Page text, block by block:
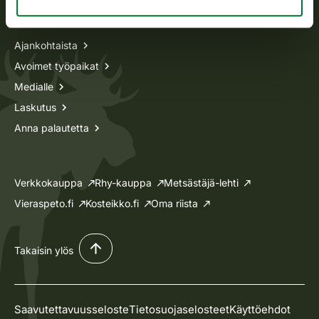
Tietoa meistä
Ajankohtaista
Avoimet työpaikat
Medialle
Laskutus
Anna palautetta
Verkkokauppa Rhy-kauppa
Metsästäjä-lehti
Vieraspeto.fi
Kosteikko.fi Oma riista
Takaisin ylös
SaavutettavuusselosteTietosuojaselosteetKäyttöehdot